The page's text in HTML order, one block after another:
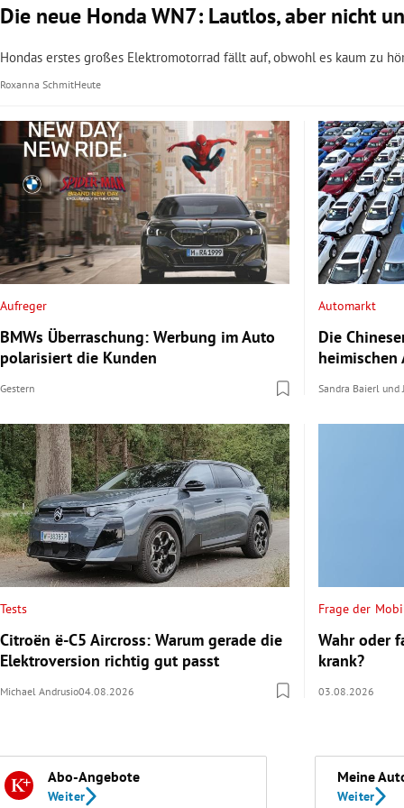
Die neue Honda WN7: Lautlos, aber nicht
Hondas erstes großes Elektromotorrad fällt auf, obwohl es kaum zu
Roxanna SchmitHeute
Aufreger
BMWs Überraschung: Werbung im Auto
polarisiert die Kunden
Gestern
Automarkt
Die
heimischen
Sandra Baierl und
Tests
Citroën ë-C5 Aircross: Warum gerade die
Elektroversion richtig gut passt
Michael Andrusio04.08.2026
Frage der
Wahr oder
krank?
03.08.2026
Abo-Angebote
Weiter
Meine
Weiter